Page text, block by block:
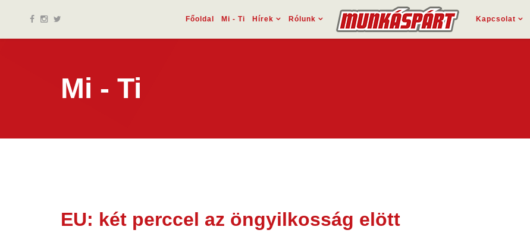
Főoldal Mi - Ti Hírek Rólunk Kapcsolat
Mi - Ti
29 dec.
EU: két perccel az öngyilkosság elött